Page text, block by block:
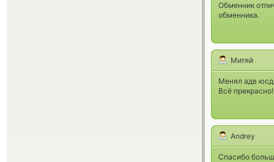
Обменник
обменника.
Митяй
Менял адв юсд
Всё прекрасно!
Andrey
Спасибо